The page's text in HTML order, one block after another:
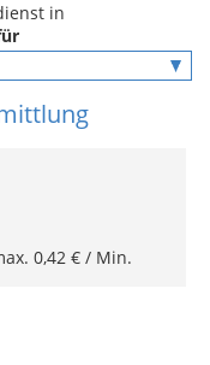
in
0,42 € / Min.